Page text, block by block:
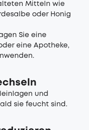
Mitteln wie
oder Honig
Sie eine
eine Apotheke,
und
sie feucht sind.